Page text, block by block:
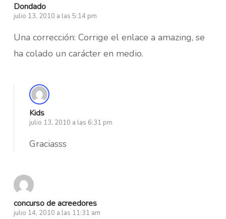
Dondado
julio 13, 2010 a las 5:14 pm
Una corrección: Corrige el enlace a amazing, se
ha colado un carácter en medio.
Kids
julio 13, 2010 a las 6:31 pm
Graciasss
concurso de acreedores
julio 14, 2010 a las 11:31 am